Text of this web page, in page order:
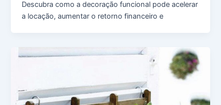
Descubra como a decoração funcional pode acelerar
a locação, aumentar o retorno financeiro e